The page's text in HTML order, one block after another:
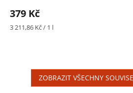
produktu
je
3,5
379 Kč
Měrná
3 211,86 Kč / 1 l
ZOBRAZIT VŠECHNY